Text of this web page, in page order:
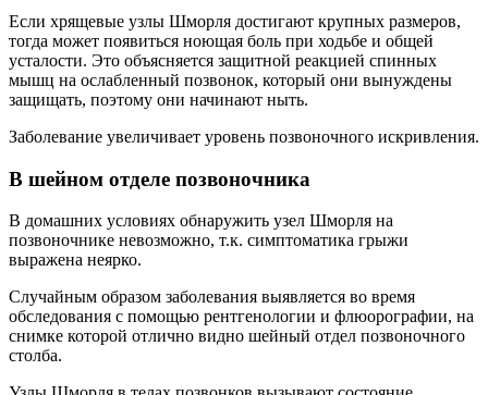
Если хрящевые узлы Шморля достигают крупных размеров,
тогда может появиться ноющая боль при ходьбе и общей
усталости. Это объясняется защитной реакцией спинных
мышц на ослабленный позвонок, который они вынуждены
защищать, поэтому они начинают ныть.
Заболевание увеличивает уровень позвоночного искривления.
В шейном отделе позвоночника
В домашних условиях обнаружить узел Шморля на
позвоночнике невозможно, т.к. симптоматика грыжи
выражена неярко.
Случайным образом заболевания выявляется во время
обследования с помощью рентгенологии и флюорографии, на
снимке которой отлично видно шейный отдел позвоночного
столба.